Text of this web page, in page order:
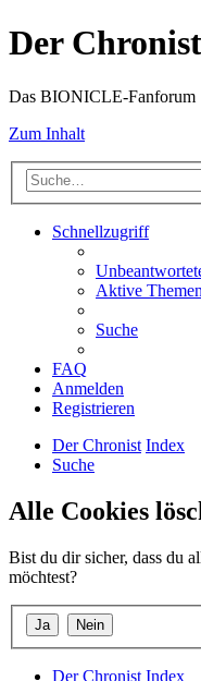
Der Chronist
Das BIONICLE-Fanforum
Zum Inhalt
Schnellzugriff
Aktive
Suche
FAQ
Anmelden
Registrieren
Der Chronist Index
Suche
Alle Cookies
Bist du dir sicher, dass du
möchtest?
Der Chronist Index